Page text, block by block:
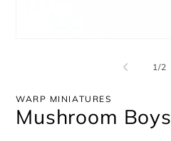
1/van
2
WARP MINIATURES
Mushroom Boys